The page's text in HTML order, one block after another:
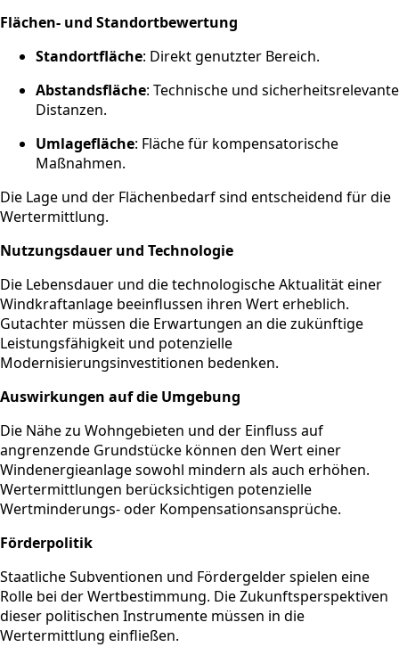
Flächen- und Standortbewertung
Standortfläche: Direkt genutzter Bereich.
Abstandsfläche: Technische und sicherheitsrelevante
Distanzen.
Umlagefläche: Fläche für kompensatorische
Maßnahmen.
Die Lage und der Flächenbedarf sind entscheidend für die
Wertermittlung.
Nutzungsdauer und Technologie
Die Lebensdauer und die technologische Aktualität einer
Windkraftanlage beeinflussen ihren Wert erheblich.
Gutachter müssen die Erwartungen an die zukünftige
Leistungsfähigkeit und potenzielle
Modernisierungsinvestitionen bedenken.
Auswirkungen auf die Umgebung
Die Nähe zu Wohngebieten und der Einfluss auf
angrenzende Grundstücke können den Wert einer
Windenergieanlage sowohl mindern als auch erhöhen.
Wertermittlungen berücksichtigen potenzielle
Wertminderungs- oder Kompensationsansprüche.
Förderpolitik
Staatliche Subventionen und Fördergelder spielen eine
Rolle bei der Wertbestimmung. Die Zukunftsperspektiven
dieser politischen Instrumente müssen in die
Wertermittlung einfließen.